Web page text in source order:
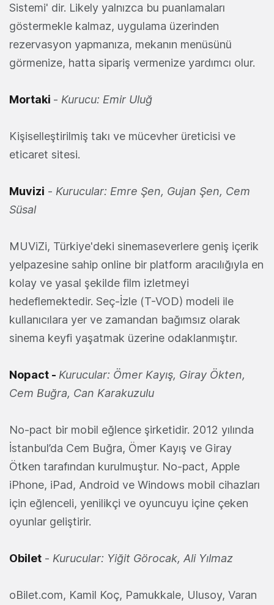
Sistemi' dir. Likely yalnızca bu puanlamaları
göstermekle kalmaz, uygulama üzerinden
rezervasyon yapmanıza, mekanın menüsünü
görmenize, hatta sipariş vermenize yardımcı olur.
Mortaki - Kurucu: Emir Uluğ
Kişiselleştirilmiş takı ve mücevher üreticisi ve
eticaret sitesi.
Muvizi - Kurucular: Emre Şen, Gujan Şen, Cem
Süsal
MUViZi, Türkiye'deki sinemaseverlere geniş içerik
yelpazesine sahip online bir platform aracılığıyla en
kolay ve yasal şekilde film izletmeyi
hedeflemektedir. Seç-İzle (T-VOD) modeli ile
kullanıcılara yer ve zamandan bağımsız olarak
sinema keyfi yaşatmak üzerine odaklanmıştır.
Nopact - Kurucular: Ömer Kayış, Giray Ökten,
Cem Buğra, Can Karakuzulu
No-pact bir mobil eğlence şirketidir. 2012 yılında
İstanbul’da Cem Buğra, Ömer Kayış ve Giray
Ötken tarafından kurulmuştur. No-pact, Apple
iPhone, iPad, Android ve Windows mobil cihazları
için eğlenceli, yenilikçi ve oyuncuyu içine çeken
oyunlar geliştirir.
Obilet - Kurucular: Yiğit Görocak, Ali Yılmaz
oBilet.com, Kamil Koç, Pamukkale, Ulusoy, Varan